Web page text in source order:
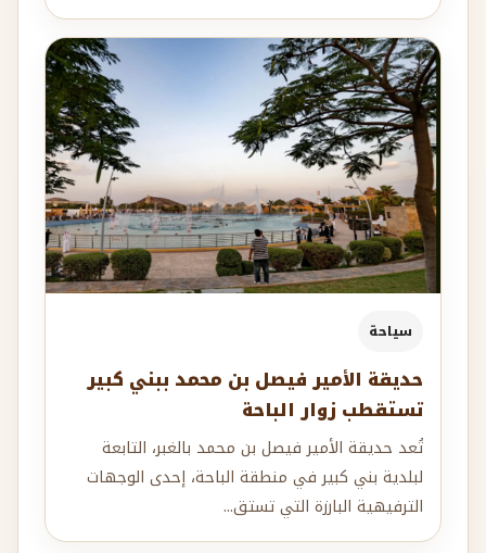
سياحة
حديقة الأمير فيصل بن محمد ببني كبير
تستقطب زوار الباحة
تُعد حديقة الأمير فيصل بن محمد بالغبر، التابعة
لبلدية بني كبير في منطقة الباحة، إحدى الوجهات
الترفيهية البارزة التي تستق...